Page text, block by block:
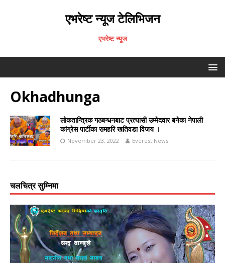
एभरेष्ट न्यूज टेलिभिजन
एभरेष्ट न्यूज
Okhadhunga
लोकतान्त्रिक गठबन्धनबाट प्रत्यासी उम्मेदवार बनेका नेपाली
कांग्रेस पार्टीका रामहरि खतिवडा विजय ।
November 23, 2022 Everest News
चलचित्र सुम्निमा